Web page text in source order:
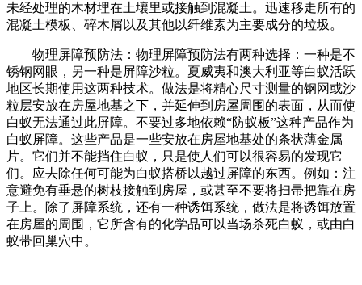
未经处理的木材埋在土壤里或接触到混凝土。迅速移走所有的
混凝土模板、碎木屑以及其他以纤维素为主要成分的垃圾。
物理屏障预防法：物理屏障预防法有两种选择：一种是不
锈钢网眼，另一种是屏障沙粒。夏威夷和澳大利亚等白蚁活跃
地区长期使用这两种技术。做法是将精心尺寸测量的钢网或沙
粒层安放在房屋地基之下，并延伸到房屋周围的表面，从而使
白蚁无法通过此屏障。不要过多地依赖“防蚁板”这种产品作为
白蚁屏障。这些产品是一些安放在房屋地基处的条状薄金属
片。它们并不能挡住白蚁，只是使人们可以很容易的发现它
们。应去除任何可能为白蚁搭桥以越过屏障的东西。例如：注
意避免有垂悬的树枝接触到房屋，或甚至不要将扫帚把靠在房
子上。除了屏障系统，还有一种诱饵系统，做法是将诱饵放置
在房屋的周围，它所含有的化学品可以当场杀死白蚁，或由白
蚁带回巢穴中。